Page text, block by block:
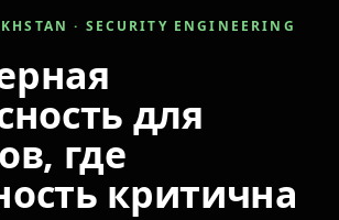
· SECURITY ENGINEERING
для
где
критична